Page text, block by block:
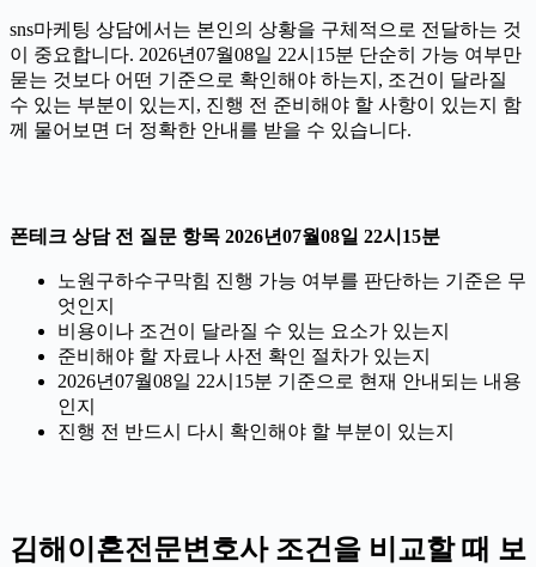
sns마케팅 상담에서는 본인의 상황을 구체적으로 전달하는 것
이 중요합니다. 2026년07월08일 22시15분 단순히 가능 여부만
묻는 것보다 어떤 기준으로 확인해야 하는지, 조건이 달라질
수 있는 부분이 있는지, 진행 전 준비해야 할 사항이 있는지 함
께 물어보면 더 정확한 안내를 받을 수 있습니다.
폰테크 상담 전 질문 항목 2026년07월08일 22시15분
노원구하수구막힘 진행 가능 여부를 판단하는 기준은 무
엇인지
비용이나 조건이 달라질 수 있는 요소가 있는지
준비해야 할 자료나 사전 확인 절차가 있는지
2026년07월08일 22시15분 기준으로 현재 안내되는 내용
인지
진행 전 반드시 다시 확인해야 할 부분이 있는지
김해이혼전문변호사 조건을 비교할 때 보